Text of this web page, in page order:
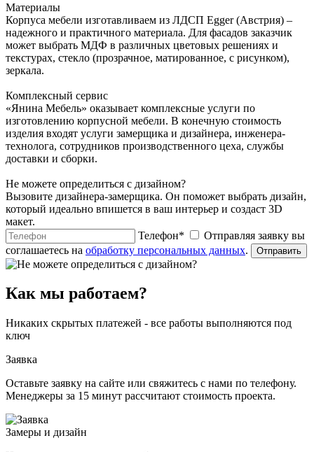
Материалы
Корпуса мебели изготавливаем из ЛДСП Egger (Австрия) –
надежного и практичного материала. Для фасадов заказчик
может выбрать МДФ в различных цветовых решениях и
текстурах, стекло (прозрачное, матированное, с рисунком),
зеркала.
Комплексный сервис
«Янина Мебель» оказывает комплексные услуги по
изготовлению корпусной мебели. В конечную стоимость
изделия входят услуги замерщика и дизайнера, инженера-
технолога, сотрудников производственного цеха, службы
доставки и сборки.
Не можете определиться с дизайном?
Вызовите дизайнера-замерщика. Он поможет выбрать дизайн,
который идеально впишется в ваш интерьер и создаст 3D
макет.
Телефон*
Отправляя заявку вы
соглашаетесь на обработку персональных данных. Отправить
Как мы работаем?
Никаких скрытых платежей - все работы выполняются под
ключ
Заявка
Оставьте заявку на сайте или свяжитесь с нами по телефону.
Менеджеры за 15 минут рассчитают стоимость проекта.
Замеры и дизайн